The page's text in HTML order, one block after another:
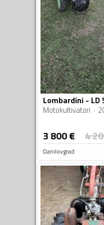
Motokultivatori
3 800€ 4
Danilovgrad